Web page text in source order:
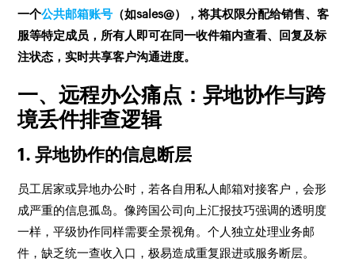
一个公共邮箱账号 （如sales@），将其权限分配给销售、客
服等特定成员，所有人即可在同一收件箱内查看、回复及标
注状态，实时共享客户沟通进度。
一、远程办公痛点：异地协作与跨
境丢件排查逻辑
1. 异地协作的信息断层
员工居家或异地办公时，若各自用私人邮箱对接客户，会形
成严重的信息孤岛。像跨国公司向上汇报技巧强调的透明度
一样，平级协作同样需要全景视角。个人独立处理业务邮
件，缺乏统一查收入口，极易造成重复跟进或服务断层。